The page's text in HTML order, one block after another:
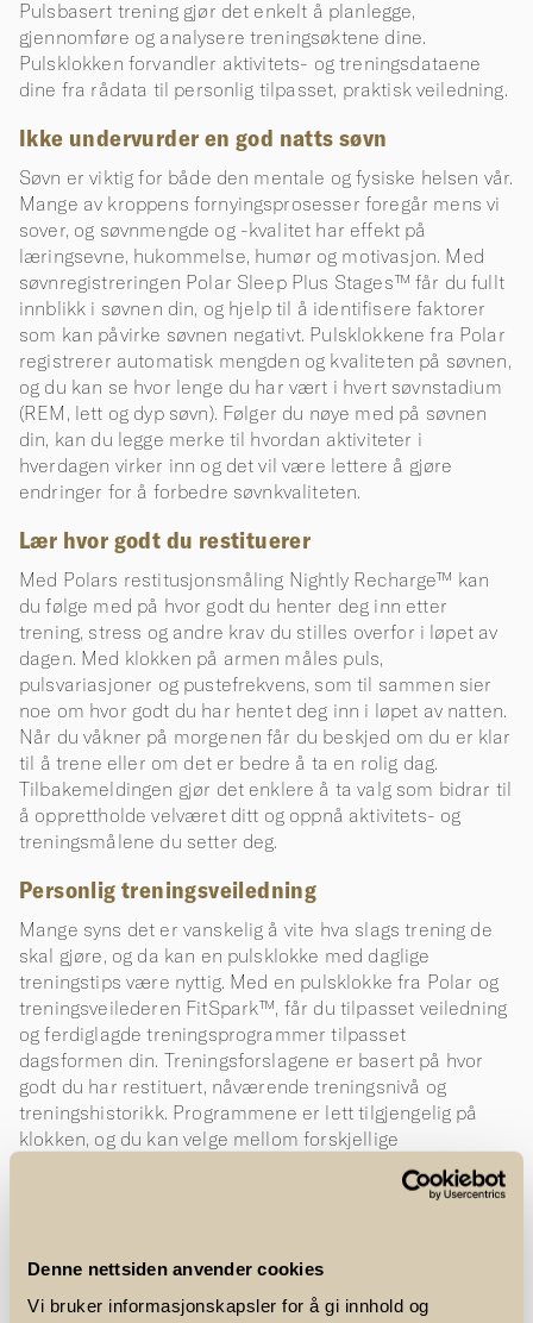
Denne nettsiden anvender cookies
Vi bruker informasjonskapsler for å gi innhold og
Pulsbasert trening gjør det enkelt å planlegge,
gjennomføre og analysere treningsøktene dine.
Pulsklokken forvandler aktivitets- og treningsdataene
dine fra rådata til personlig tilpasset, praktisk veiledning.
Ikke undervurder en god natts søvn
Søvn er viktig for både den mentale og fysiske helsen vår.
Mange av kroppens fornyingsprosesser foregår mens vi
sover, og søvnmengde og -kvalitet har effekt på
læringsevne, hukommelse, humør og motivasjon. Med
søvnregistreringen Polar Sleep Plus Stages™ får du fullt
innblikk i søvnen din, og hjelp til å identifisere faktorer
som kan påvirke søvnen negativt. Pulsklokkene fra Polar
registrerer automatisk mengden og kvaliteten på søvnen,
og du kan se hvor lenge du har vært i hvert søvnstadium
(REM, lett og dyp søvn). Følger du nøye med på søvnen
din, kan du legge merke til hvordan aktiviteter i
hverdagen virker inn og det vil være lettere å gjøre
endringer for å forbedre søvnkvaliteten.
Lær hvor godt du restituerer
Med Polars restitusjonsmåling Nightly Recharge™ kan
du følge med på hvor godt du henter deg inn etter
trening, stress og andre krav du stilles overfor i løpet av
dagen. Med klokken på armen måles puls,
pulsvariasjoner og pustefrekvens, som til sammen sier
noe om hvor godt du har hentet deg inn i løpet av natten.
Når du våkner på morgenen får du beskjed om du er klar
til å trene eller om det er bedre å ta en rolig dag.
Tilbakemeldingen gjør det enklere å ta valg som bidrar til
å opprettholde velværet ditt og oppnå aktivitets- og
treningsmålene du setter deg.
Personlig treningsveiledning
Mange syns det er vanskelig å vite hva slags trening de
skal gjøre, og da kan en pulsklokke med daglige
treningstips være nyttig. Med en pulsklokke fra Polar og
treningsveilederen FitSpark™, får du tilpasset veiledning
og ferdiglagde treningsprogrammer tilpasset
dagsformen din. Treningsforslagene er basert på hvor
godt du har restituert, nåværende treningsnivå og
treningshistorikk. Programmene er lett tilgjengelig på
klokken, og du kan velge mellom forskjellige
18.04.2023